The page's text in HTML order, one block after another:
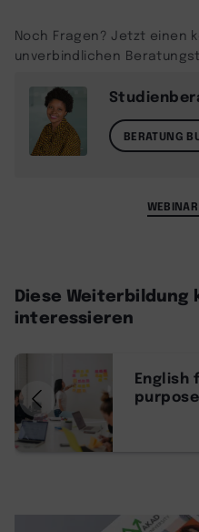
Noch Fragen? Jetzt einen
unverbindlichen
BERATUNG
Diese Weiterbildung
interessieren
English